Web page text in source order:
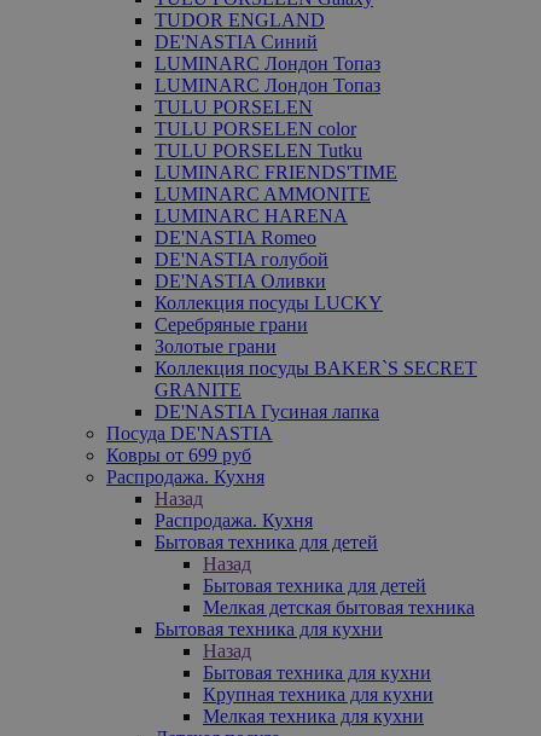
TUDOR ENGLAND
DE'NASTIA Синий
LUMINARC Лондон Топаз
LUMINARC Лондон Топаз
TULU PORSELEN
TULU PORSELEN color
TULU PORSELEN Tutku
LUMINARC FRIENDS'TIME
LUMINARC AMMONITE
LUMINARC HARENA
DE'NASTIA Romeo
DE'NASTIA голубой
DE'NASTIA Оливки
Коллекция посуды LUCKY
Серебряные грани
Золотые грани
Коллекция посуды BAKER`S SECRET
GRANITE
DE'NASTIA Гусиная лапка
Посуда DE'NASTIA
Ковры от 699 руб
Распродажа. Кухня
Назад
Распродажа. Кухня
Бытовая техника для детей
Назад
Бытовая техника для детей
Мелкая детская бытовая техника
Бытовая техника для кухни
Назад
Бытовая техника для кухни
Крупная техника для кухни
Мелкая техника для кухни